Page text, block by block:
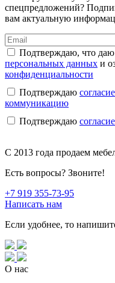
спецпредложений?
вам актуальную
Подтверждаю, что даю
персональных данных и
конфиденциальности
Подтверждаю
коммуникацию
Подтверждаю
C 2013 года продаем
Есть вопросы? Звоните!
+7 919 355-73-95
Написать нам
Если удобнее, то
О нас